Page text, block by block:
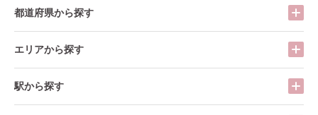
都道府県から探す
エリアから探す
駅から探す